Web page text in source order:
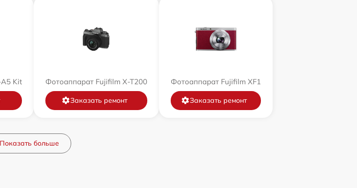
Kit Фотоаппарат Fujifilm X-T200
Заказать ремонт
Фотоаппарат Fujifilm XF1
Заказать ремонт
Показать больше